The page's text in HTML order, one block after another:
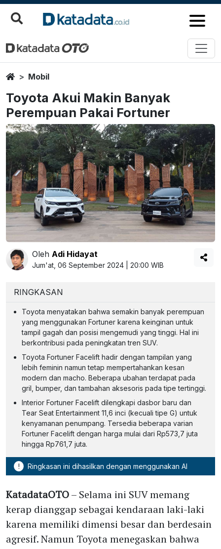
HomeMobil
Toyota Akui Makin Banyak
Perempuan Pakai Fortuner
Oleh Adi Hidayat
Jum'at, 06 September 2024 | 20:00 WIB
RINGKASAN
Toyota menyatakan bahwa semakin banyak perempuan
yang menggunakan Fortuner karena keinginan untuk
tampil gagah dan posisi mengemudi yang tinggi. Hal ini
berkontribusi pada peningkatan tren SUV.
Toyota Fortuner Facelift hadir dengan tampilan yang
lebih feminin namun tetap mempertahankan kesan
modern dan macho. Beberapa ubahan terdapat pada
gril, bumper, dan tambahan aksesoris pada tipe tertinggi.
Interior Fortuner Facelift dilengkapi dasbor baru dan
Tear Seat Entertainment 11,6 inci (kecuali tipe G) untuk
kenyamanan penumpang. Tersedia beberapa varian
Fortuner Facelift dengan harga mulai dari Rp573,7 juta
hingga Rp761,7 juta.
! Ringkasan ini dihasilkan dengan menggunakan AI
KatadataOTO– Selama ini SUV memang
kerap dianggap sebagai kendaraan laki-laki
karena memiliki dimensi besar dan berdesain
agresif. Namun Toyota menegaskan bahwa